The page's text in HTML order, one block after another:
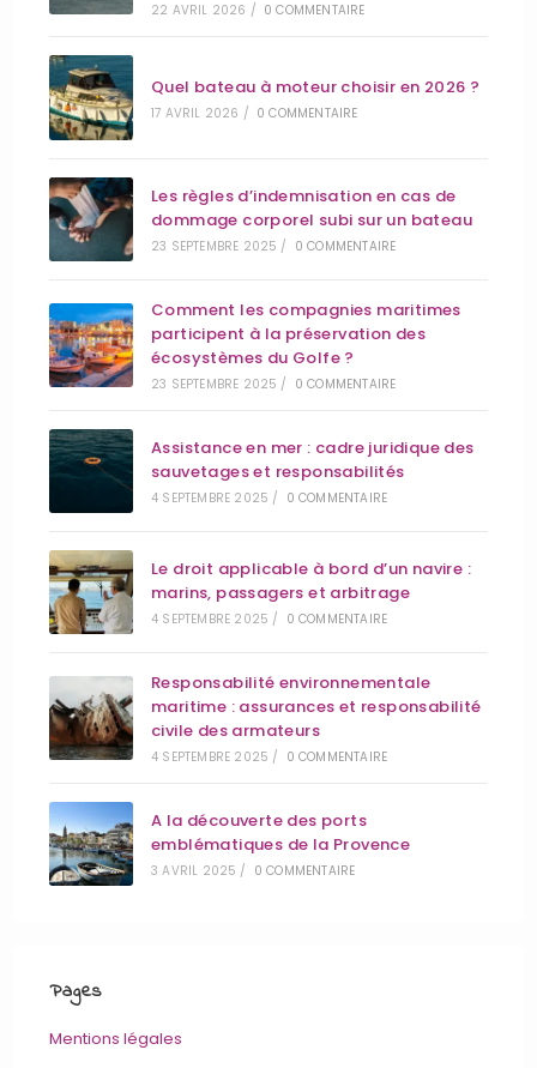
22 AVRIL 2026 / 0 COMMENTAIRE
Quel bateau à moteur choisir en 2026 ?
17 AVRIL 2026 / 0 COMMENTAIRE
Les règles d’indemnisation en cas de
dommage corporel subi sur un bateau
23 SEPTEMBRE 2025 / 0 COMMENTAIRE
Comment les compagnies maritimes
participent à la préservation des
écosystèmes du Golfe ?
23 SEPTEMBRE 2025 / 0 COMMENTAIRE
Assistance en mer : cadre juridique des
sauvetages et responsabilités
4 SEPTEMBRE 2025 / 0 COMMENTAIRE
Le droit applicable à bord d’un navire :
marins, passagers et arbitrage
4 SEPTEMBRE 2025 / 0 COMMENTAIRE
Responsabilité environnementale
maritime : assurances et responsabilité
civile des armateurs
4 SEPTEMBRE 2025 / 0 COMMENTAIRE
A la découverte des ports
emblématiques de la Provence
3 AVRIL 2025 / 0 COMMENTAIRE
Pages
Mentions légales